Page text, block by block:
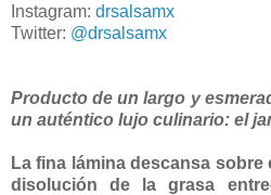
Instagram: drsalsamx
Twitter: @drsalsamx
Producto de un largo y
un auténtico lujo culinario: el
La fina lámina descansa sobre
disolución de la grasa